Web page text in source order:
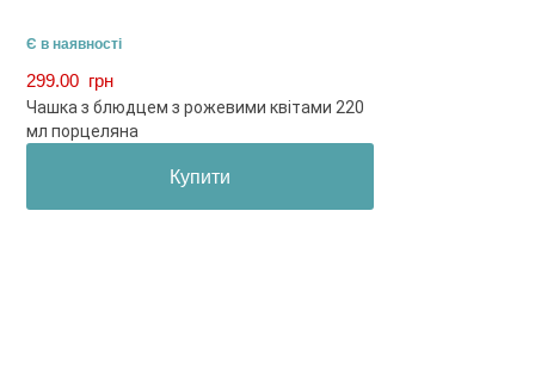
Є в наявності
299.00 грн
Чашка з блюдцем з рожевими квітами 220
мл порцеляна
Купити